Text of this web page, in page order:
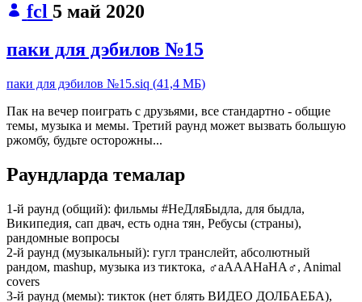
fcl 5 май 2020
паки для дэбилов №15
паки для дэбилов №15.siq (41,4 МБ)
Пак на вечер поиграть с друзьями, все стандартно - общие
темы, музыка и мемы. Третий раунд может вызвать большую
ржомбу, будьте осторожны...
Раундларда темалар
1-й раунд (общий): фильмы #НеДляБыдла, для быдла,
Википедия, сап двач, есть одна тян, Ребусы (страны),
рандомные вопросы
2-й раунд (музыкальный): гугл транслейт, абсолютный
рандом, mashup, музыка из тиктока, ♂aAAAHaHA♂, Animal
covers
3-й раунд (мемы): тикток (нет блять ВИДЕО ДОЛБАЕБА),